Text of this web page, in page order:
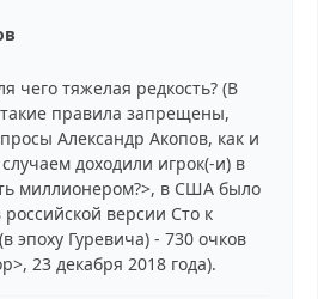
чего тяжелая редкость? (В
такие правила запрещены,
Александр Акопов, как и
доходили игрок(-и) в
миллионером?>, в США было
версии Сто к
эпоху Гуревича) - 730 очков
23 декабря 2018 года).